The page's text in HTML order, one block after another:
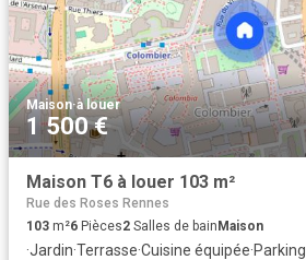
Maison·à louer
1 500 €
Maison T6 à louer 103 m²
Rue des Roses Rennes
103 m²6 Pièces2 Salles de bain Maison
·Jardin·Terrasse·Cuisine équipée·Parking